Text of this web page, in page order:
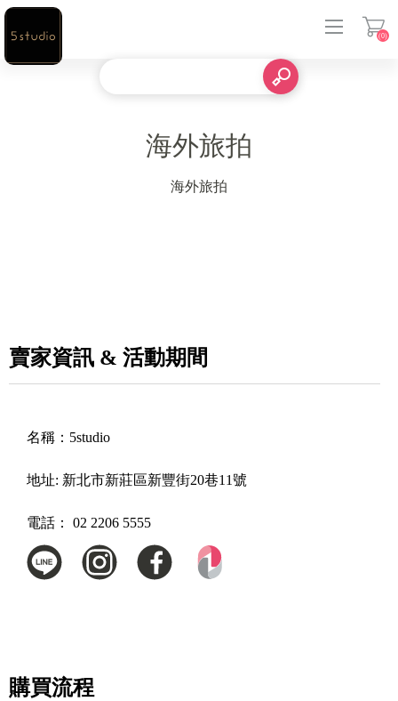
(0)
海外旅拍
海外旅拍
賣家資訊 & 活動期間
名稱： 5studio
地址: 新北市新莊區新豐街20巷11號
電話： 02 2206 5555
購買流程